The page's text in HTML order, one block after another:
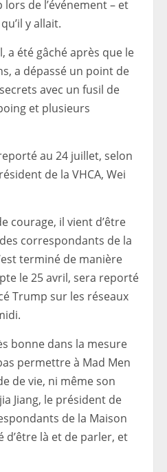
de l’événement – ​​et
y allait.
a été gâché après que le
a dépassé un point de
avec un fusil de
et plusieurs
au 24 juillet, selon
de la VHCA, Wei
courage, il vient d’être
correspondants de la
terminé de manière
le 25 avril, sera reporté
Trump sur les réseaux
bonne dans la mesure
permettre à Mad Men
de vie, ni même son
Jiang, le président de
de la Maison
d’être là et de parler, et